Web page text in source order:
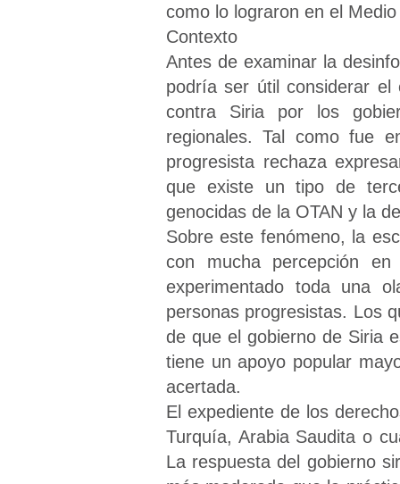
como lo lograron en el
Contexto
Antes de examinar la
podría ser útil considerar el
contra Siria por los
regionales. Tal como fue
progresista rechaza
que existe un tipo de
genocidas de la OTAN y la
Sobre este fenómeno, la
con mucha percepción
experimentado toda una
personas progresistas. Los
de que el gobierno de Siria
tiene un apoyo popular
acertada.
El expediente de los
Turquía, Arabia Saudita o
La respuesta del gobierno